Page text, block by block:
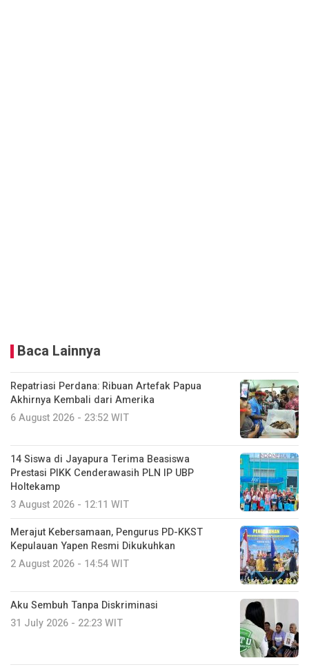
Baca Lainnya
Repatriasi Perdana: Ribuan Artefak Papua
Akhirnya Kembali dari Amerika
6 August 2026 - 23:52 WIT
14 Siswa di Jayapura Terima Beasiswa
Prestasi PIKK Cenderawasih PLN IP UBP
Holtekamp
3 August 2026 - 12:11 WIT
Merajut Kebersamaan, Pengurus PD-KKST
Kepulauan Yapen Resmi Dikukuhkan
2 August 2026 - 14:54 WIT
Aku Sembuh Tanpa Diskriminasi
31 July 2026 - 22:23 WIT